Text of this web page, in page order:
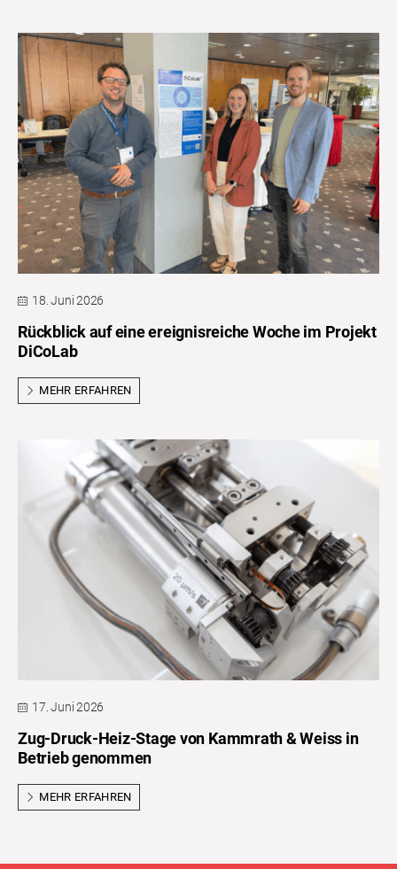
18. Juni 2026
Rückblick auf eine ereignisreiche Woche im Projekt
DiCoLab
MEHR ERFAHREN
17. Juni 2026
Zug-Druck-Heiz-Stage von Kammrath & Weiss in
Betrieb genommen
MEHR ERFAHREN